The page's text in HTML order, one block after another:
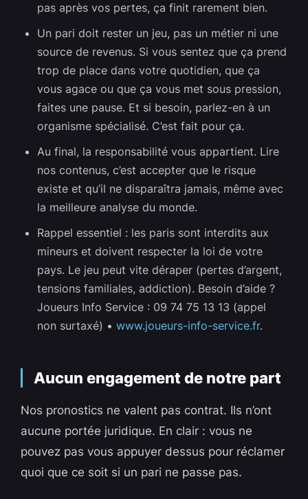
pas après vos pertes, ça finit rarement bien.
Un pari doit rester un jeu, pas un métier ni une
source de revenus. Si vous sentez que ça prend
trop de place dans votre quotidien, que ça
vous agace ou que ça vous met sous pression,
faites une pause. Et si besoin, parlez-en à un
organisme spécialisé. C’est fait pour ça.
Au final, la responsabilité vous appartient. Lire
nos contenus, c’est accepter que le risque
existe et qu’il ne disparaîtra jamais, même avec
la meilleure analyse du monde.
Rappel essentiel : les paris sont interdits aux
mineurs et doivent respecter la loi de votre
pays. Le jeu peut vite déraper (pertes d’argent,
tensions familiales, addiction). Besoin d’aide ?
Joueurs Info Service : 09 74 75 13 13 (appel
non surtaxé) •www.joueurs-info-service.fr.
Aucun engagement de notre part
Nos pronostics ne valent pas contrat. Ils n’ont
aucune portée juridique. En clair : vous ne
pouvez pas vous appuyer dessus pour réclamer
quoi que ce soit si un pari ne passe pas.